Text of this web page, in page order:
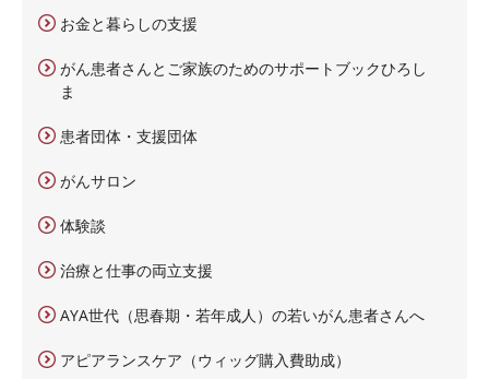
お金と暮らしの支援
がん患者さんとご家族のためのサポートブックひろし
ま
患者団体・支援団体
がんサロン
体験談
治療と仕事の両立支援
AYA世代（思春期・若年成人）の若いがん患者さんへ
アピアランスケア（ウィッグ購入費助成）